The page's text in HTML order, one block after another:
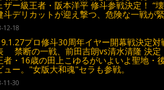
ザー級王者・阪本洋平 修斗参戦決定！ “
斗デリカットが迎え撃つ、危険な一戦が
12-18
プロ修斗30周年イヤー開幕戦決定対
禁断の一戦、前田吉朗vs清水清隆 決
者・16歳の田上こゆるがいよいよ聖地・
ュー。"女版大和魂"セラも参戦。
11-30